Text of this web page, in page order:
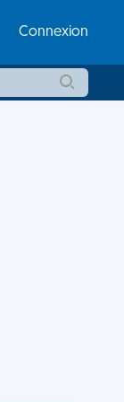
Connexion